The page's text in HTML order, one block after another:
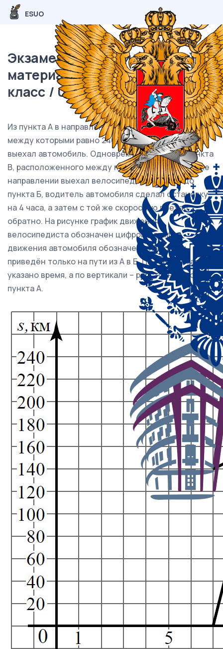
ESUO
Экзаменационный (типовой)
материал ВПР / Математика / 7
класс / 09 задание (25) / 19
Из пункта А в направлении пункта Б, расстояние
между которыми равно 240 км, в 7 часов утра
выехал автомобиль. Одновременно с ним из пункта
В, расположенного между пунктами А и Б, в том же
направлении выехал велосипедист. Доехав до
пункта Б, водитель автомобиля сделал остановку
на 4 часа, а затем с той же скоростью поехал
обратно. На рисунке график движения
велосипедиста обозначен цифрой 1, график
движения автомобиля обозначен цифрой 2 и
приведён только на пути из А в Б. По горизонтали
указано время, а по вертикали – расстояние до
пункта А.